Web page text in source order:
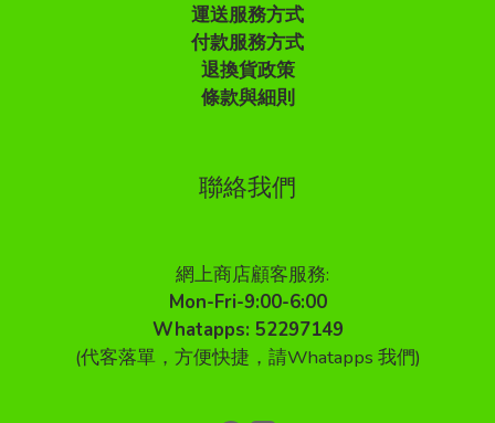
運送服務方式
付款服務方式
退換貨政策
條款與細則
聯絡我們
網上商店顧客服務:
Mon-Fri-9:00-6:00
Whatapps: 52297149
(代客落單，方便快捷，請Whatapps 我們)